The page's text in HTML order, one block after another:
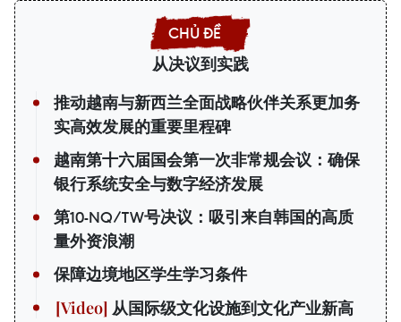
从决议到实践
推动越南与新西兰全面战略伙伴关系更加务
实高效发展的重要里程碑
越南第十六届国会第一次非常规会议：确保
银行系统安全与数字经济发展
第10-NQ/TW号决议：吸引来自韩国的高质
量外资浪潮
保障边境地区学生学习条件
从国际级文化设施到文化产业新高